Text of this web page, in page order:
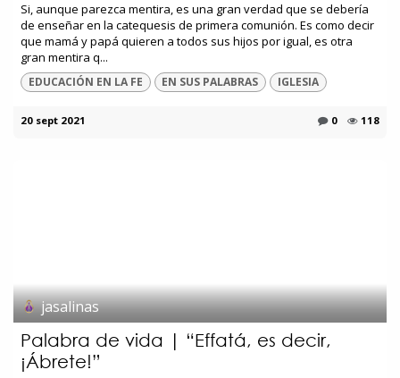
Si, aunque parezca mentira, es una gran verdad que se debería
de enseñar en la catequesis de primera comunión. Es como decir
que mamá y papá quieren a todos sus hijos por igual, es otra
gran mentira q...
EDUCACIÓN EN LA FE EN SUS PALABRAS IGLESIA
20 sept 2021 0 118
jasalinas
Palabra de vida | “Effatá, es decir,
¡Ábrete!”